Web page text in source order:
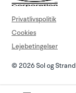
© 2026 Sol og Strand
Privatlivspolitik
Cookies
Lejebetingelser